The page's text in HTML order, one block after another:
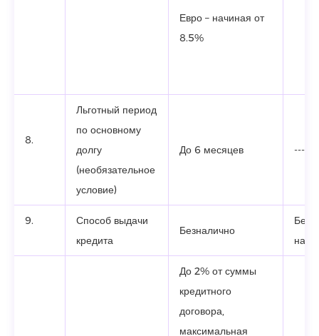
Евро – начиная от
8.5%
8.
Льготный период
по основному
долгу
(необязательное
условие)
До 6 месяцев
9.
Способ выдачи
кредита
Безналично
До 2% от суммы
кредитного
договора,
максимальная